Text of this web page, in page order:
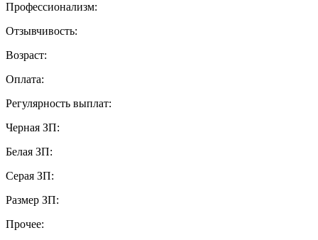
Профессионализм:
Отзывчивость:
Возраст:
Оплата:
Регулярность выплат:
Черная ЗП:
Белая ЗП:
Серая ЗП:
Размер ЗП:
Прочее: